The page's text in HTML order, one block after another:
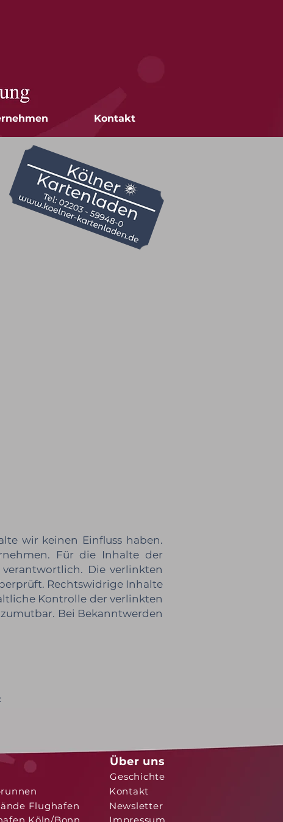
Kontakt
wir keinen Einfluss haben.
Für die Inhalte der
Die verlinkten
Rechtswidrige Inhalte
Kontrolle der verlinkten
Bei Bekanntwerden
Über uns
Geschichte
Kontakt
Impressum
Newsletter
Flughafen
Köln/Bonn